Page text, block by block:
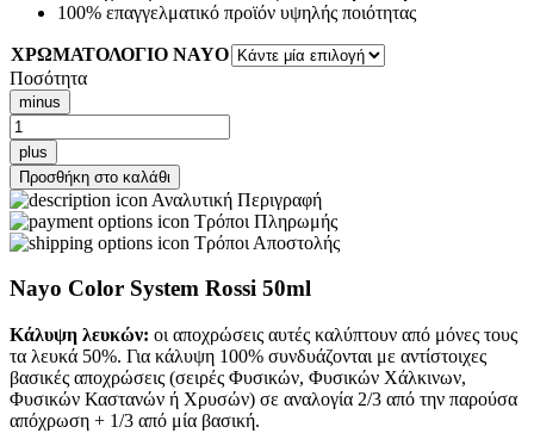
100% επαγγελματικό προϊόν υψηλής ποιότητας
ΧΡΩΜΑΤΟΛΟΓΙΟ NAYO
Ποσότητα
minus
Kemon
Nayo
Color
System
Rossi
-
Κόκκινα
-Βαφή
Αμμωνία
&
PPD-
ποσότητα
plus
Προσθήκη στο καλάθι
Αναλυτική Περιγραφή
Τρόποι Πληρωμής
Τρόποι Αποστολής
Nayo Color System Rossi 50ml
Κάλυψη λευκών: οι αποχρώσεις αυτές καλύπτουν από μόνες τους
τα λευκά 50%. Για κάλυψη 100% συνδυάζονται με αντίστοιχες
βασικές αποχρώσεις (σειρές Φυσικών, Φυσικών Χάλκινων,
Φυσικών Καστανών ή Χρυσών) σε αναλογία 2/3 από την παρούσα
απόχρωση + 1/3 από μία βασική.